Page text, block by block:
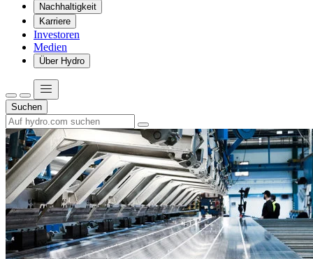
Nachhaltigkeit
Karriere
Investoren
Medien
Über Hydro
Suchen